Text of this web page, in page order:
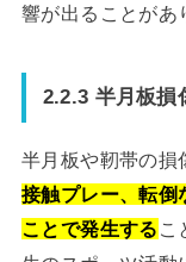
響が出ることがあ
2.2.3 半月板損
半月板や靭帯の損
接触プレー、転倒
ことで発生する こ